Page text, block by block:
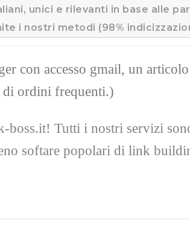
unici e rilevanti in base alle
i nostri metodi (98%
con accesso gmail, un
di ordini frequenti.)
boss.it! Tutti i nostri servizi
softare popolari di link